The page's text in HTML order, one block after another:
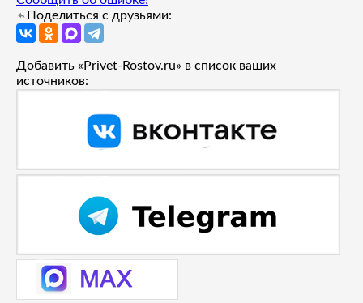
Поделиться с друзьями:
Добавить «Privet-Rostov.ru» в список ваших
источников: